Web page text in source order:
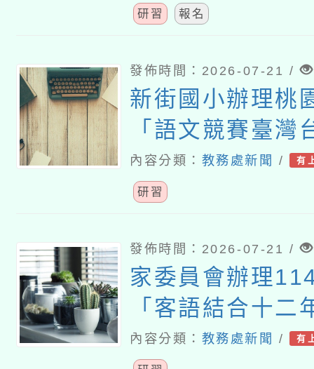
講座
研習 報名
發佈時間：2026-07-21 /
新街國小辦理桃
「語文競賽臺灣
演說及演說組選
營」
內容分類： 教務處新聞 / 有
研習
發佈時間：2026-07-21 /
家委員會辦理
「客語結合十二
課程」及「客語
內容分類： 教務處新聞 / 有